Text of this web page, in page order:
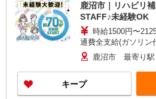
鹿沼市｜リハビリ
STAFF♪未経験OK
時給1500円〜
通費全支給(ガソリン
鹿沼市 最寄り駅
キープ